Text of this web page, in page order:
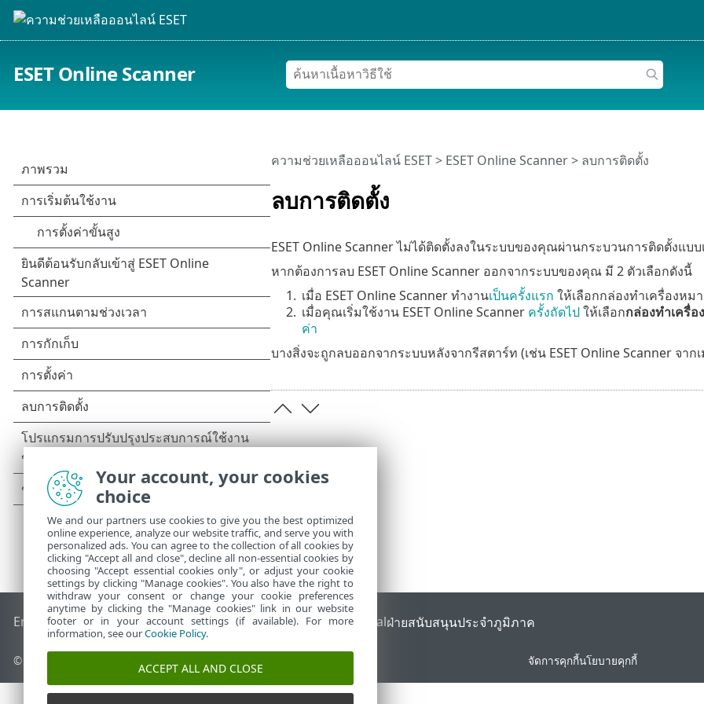
ESET Online Scanner
ลบการติดตั้ง
ความช่วยเหลือออนไลน์ ESET> ESET Online Scanner> ลบการติดตั้ง
ESET Online Scanner ไม่ได้ติดตั้งลงในระบบของคุณผ่านกระบวนการติดตั้งแบ
หากต้องการลบ ESET Online Scanner ออกจากระบบของคุณ มี 2 ตัวเลือกดังนี้
1. เมื่อ ESET Online Scanner ทำงานเป็นครั้งแรก ให้เลือกกล่องทำเครื่องหม
2. เมื่อคุณเริ่มใช้งาน ESET Online Scanner ครั้งถัดไปให้เลือกกล่องทำเครื่อ
ค่า
บางสิ่งจะถูกลบออกจากระบบหลังจากรีสตาร์ท (เช่น ESET Online Scanner จาก
End of Life ฐานความรู้ของ ESETฟอรัมของ ESETESET Status Portalฝ่ายสนับสนุนประจำภูมิภาค
© 1992 - 2026 ESET, spol. s r.o. - สงวนลิขสิทธิ์ จัดการคุกกี้นโยบายคุกกี้
Your account, your cookies
choice
We and our partners use cookies to give you the best optimized
online experience, analyze our website traffic, and serve you with
personalized ads. You can agree to the collection of all cookies by
clicking "Accept all and close", decline all non-essential cookies by
choosing "Accept essential cookies only", or adjust your cookie
settings by clicking "Manage cookies". You also have the right to
withdraw your consent or change your cookie preferences
anytime by clicking the "Manage cookies" link in our website
footer or in your account settings (if available). For more
information, see ourCookie Policy.
ACCEPT ALL AND CLOSE